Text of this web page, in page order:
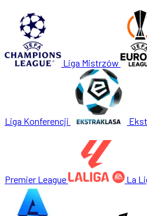
Liga Mistrzów
Liga Konferencji
Premier League La